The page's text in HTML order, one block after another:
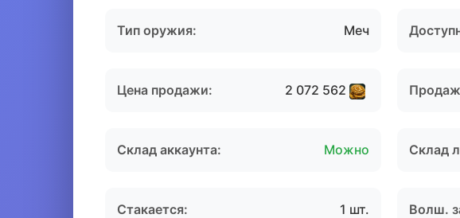
Тип оружия: Меч
Цена продажи: 2 072 562
Склад аккаунта: Можно Склад
Стакается: 1 шт. Волш.